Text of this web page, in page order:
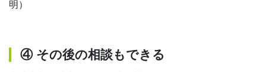
明）
④ その後の相談もできる